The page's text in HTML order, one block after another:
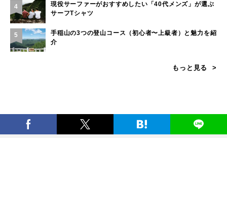
4
現役サーファーがおすすめしたい「40代メンズ」が選ぶ
サーフTシャツ
5
手稲山の3つの登山コース（初心者〜上級者）と魅力を紹
介
もっと見る